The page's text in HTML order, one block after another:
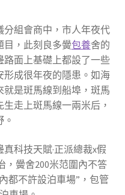
組會商中，市人年夜代
目，此刻良多黌包養舍的
面上基礎上都設了一些
成很年夜的隱患。如海
是斑馬線到船埠，斑馬
走上斑馬線一兩米后，
科技天賦·正派總裁x假
，黌舍200米范圍內不答
都不許設泊車場”，包管